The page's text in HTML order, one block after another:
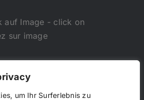
um Ihr Surferlebnis zu
auf Image - click on
sur image